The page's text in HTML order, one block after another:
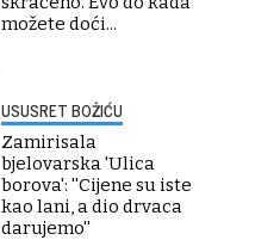
možete doći...
USUSRET BOŽIĆU
Zamirisala
bjelovarska 'Ulica
borova': ''Cijene su iste
kao lani, a dio drvaca
darujemo''